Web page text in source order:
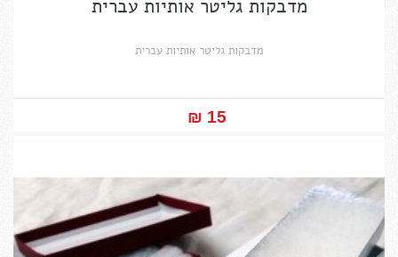
מדבקות גליטר אותיות עברית
מדבקות גליטר אותיות עברית
15 ₪‎